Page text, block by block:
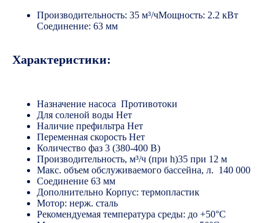
Производительность: 35 м³/чМощность: 2.2 кВт
Соединение: 63 мм
Характеристики:
Назначение насоса Противотоки
Для соленой воды Нет
Наличие префильтра Нет
Переменная скорость Нет
Количество фаз 3 (380-400 В)
Производительность, м³/ч (при h)35 при 12 м
Макс. объем обслуживаемого бассейна, л. 140 000
Соединение 63 мм
Дополнительно Корпус: термопластик
Мотор: нерж. сталь
Рекомендуемая температура среды: до +50°C